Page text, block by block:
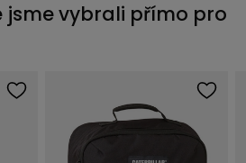
jsme vybrali přímo pro